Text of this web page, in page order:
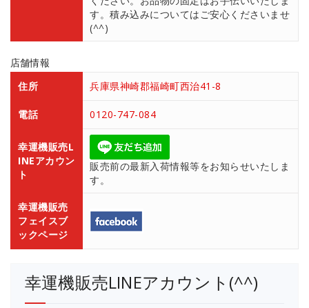
す。積み込みについてはご安心くださいませ
(^^)
店舗情報
住所
兵庫県神崎郡福崎町西治41-8
電話 0120-747-084
幸運機販売L
INEアカウン
ト
販売前の最新入荷情報等をお知らせいたしま
す。
幸運機販売
フェイスブ
ックページ
幸運機販売LINEアカウント(^^)